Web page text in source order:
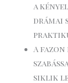
a
drámai
A
siklik le